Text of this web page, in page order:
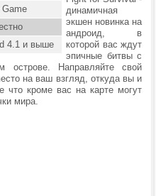
Game
4.1 и выше
динамичная
экшен новинка на
андроид, в
которой вас ждут
эпичные битвы с
острове. Направляйте свой
на ваш взгляд, откуда вы и
что кроме вас на карте могут
мира.